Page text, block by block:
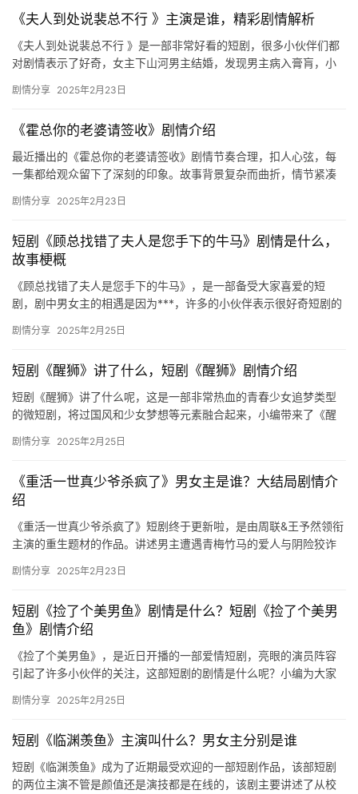
剧
场
《夫人到处说裴总不行 》主演是谁，精彩剧情解析
《夫人到处说裴总不行 》是一部非常好看的短剧，很多小伙伴们都
对剧情表示了好奇，女主下山河男主结婚，发现男主病入膏肓，小
裴…
剧情分享 2025年2月23日
《霍总你的老婆请签收》剧情介绍
最近播出的《霍总你的老婆请签收》剧情节奏合理，扣人心弦，每
一集都给观众留下了深刻的印象。故事背景复杂而曲折，情节紧凑
这部…
剧情分享 2025年2月23日
短剧《顾总找错了夫人是您手下的牛马》剧情是什么，
故事梗概
《顾总找错了夫人是您手下的牛马》，是一部备受大家喜爱的短
剧，剧中男女主的相遇是因为***，许多的小伙伴表示很好奇短剧的
吧！ …
剧情分享 2025年2月25日
短剧《醒狮》讲了什么，短剧《醒狮》剧情介绍
短剧《醒狮》讲了什么呢，这是一部非常热血的青春少女追梦类型
的微短剧，将过国风和少女梦想等元素融合起来，小编带来了《醒
…
剧情分享 2025年2月25日
《重活一世真少爷杀疯了》男女主是谁？大结局剧情介
绍
《重活一世真少爷杀疯了》短剧终于更新啦，是由周联&王予然领衔
主演的重生题材的作品。讲述男主遭遇青梅竹马的爱人与阴险狡诈
剧情分享 2025年2月23日
短剧《捡了个美男鱼》剧情是什么？短剧《捡了个美男
鱼》剧情介绍
《捡了个美男鱼》，是近日开播的一部爱情短剧，亮眼的演员阵容
引起了许多小伙伴的关注，这部短剧的剧情是什么呢？小编为大家
的潘…
剧情分享 2025年2月25日
短剧《临渊羡鱼》主演叫什么？男女主分别是谁
短剧《临渊羡鱼》成为了近期最受欢迎的一部短剧作品，该部短剧
的两位主演不管是颜值还是演技都是在线的，该剧主要讲述了从校